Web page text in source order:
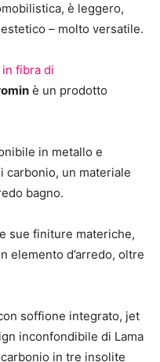
è leggero,
– molto versatile.
fibra di
è un prodotto
in metallo e
carbonio, un materiale
bagno.
sue finiture materiche,
elemento d’arredo, oltre
soffione integrato, jet
inconfondibile di Lama
in tre insolite